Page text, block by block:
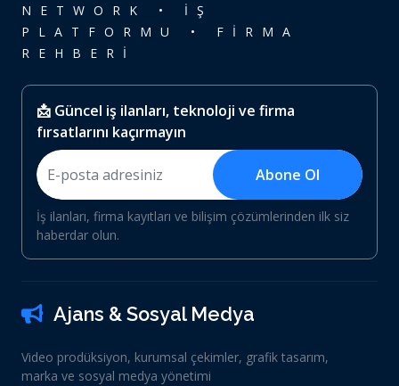
NETWORK • İŞ
PLATFORMU • FİRMA
REHBERİ
📩 Güncel iş ilanları, teknoloji ve firma
fırsatlarını kaçırmayın
Abone Ol
İş ilanları, firma kayıtları ve bilişim çözümlerinden ilk siz
haberdar olun.
Ajans & Sosyal Medya
Video prodüksiyon, kurumsal çekimler, grafik tasarım,
marka ve sosyal medya yönetimi